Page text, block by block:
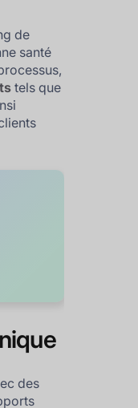
de
santé
tels que
des